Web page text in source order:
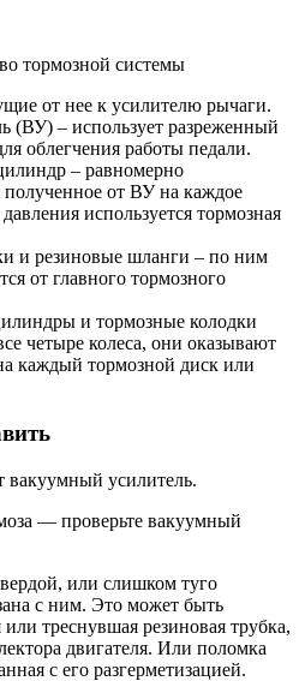
тормозной системы
от нее к усилителю рычаги.
(ВУ) – использует разреженный
облегчения работы педали.
– равномерно
полученное от ВУ на каждое
используется тормозная
и резиновые шланги – по ним
от главного тормозного
и тормозные колодки
четыре колеса, они оказывают
каждый тормозной диск или
вакуумный усилитель.
— проверьте вакуумный
или слишком туго
с ним. Это может быть
треснувшая резиновая трубка,
двигателя. Или поломка
с его разгерметизацией.